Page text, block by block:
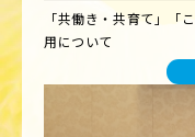
「共働き・共育て」「
用について